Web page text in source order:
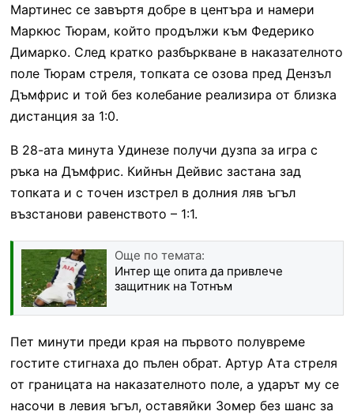
Мартинес се завъртя добре в центъра и намери
Маркюс Тюрам, който продължи към Федерико
Димарко. След кратко разбъркване в наказателното
поле Тюрам стреля, топката се озова пред Дензъл
Дъмфрис и той без колебание реализира от близка
дистанция за 1:0.
В 28-ата минута Удинезе получи дузпа за игра с
ръка на Дъмфрис. Кийнън Дейвис застана зад
топката и с точен изстрел в долния ляв ъгъл
възстанови равенството – 1:1.
Още по темата:
Интер ще опита да привлече
защитник на Тотнъм
Пет минути преди края на първото полувреме
гостите стигнаха до пълен обрат. Артур Ата стреля
от границата на наказателното поле, а ударът му се
насочи в левия ъгъл, оставяйки Зомер без шанс за